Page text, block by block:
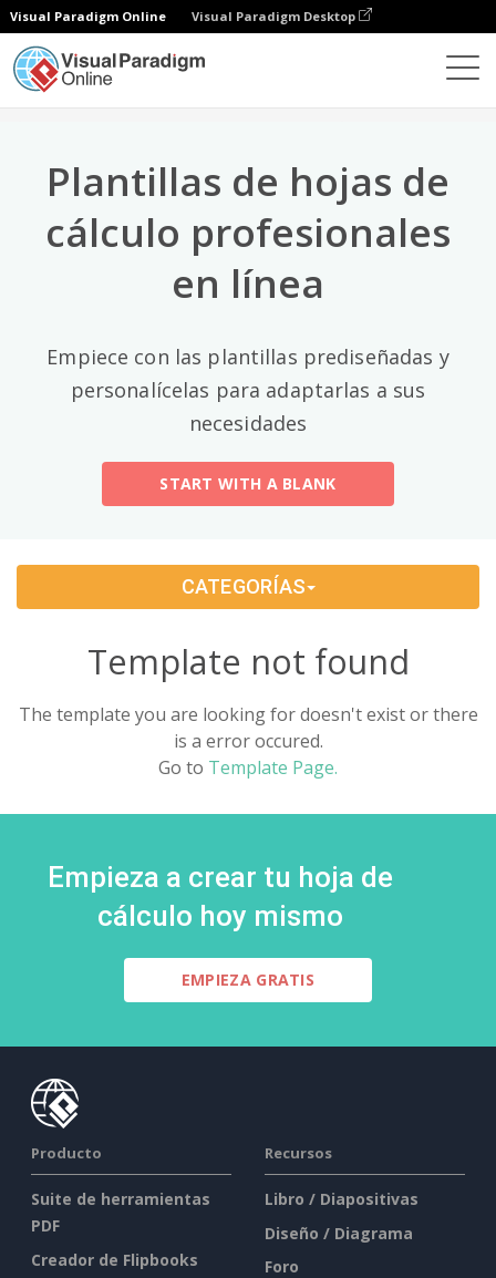
Visual Paradigm Online Visual Paradigm Desktop
Plantillas de hojas de
cálculo profesionales
en línea
Empiece con las plantillas prediseñadas y
personalícelas para adaptarlas a sus
necesidades
START WITH A BLANK
×
Categorías principales
Calendars (13)
Timelines (5)
Education (10)
Budget (40)
Invoices (17)
Bids And Quotations
Problem Solving (4)
Strategy (12)
Quality Management
Inventories (8)
CATEGORÍAS
Template not found
The template you are looking for doesn't exist or there
is a error occured.
Go to Template Page.
Empieza a crear tu hoja de
cálculo hoy mismo
EMPIEZA GRATIS
Producto
Suite de herramientas
PDF
Creador de Flipbooks
Recursos
Libro / Diapositivas
Diseño / Diagrama
Foro